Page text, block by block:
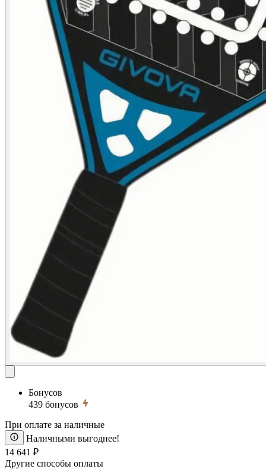
Бонусов
439 бонусов
При оплате за наличные
Наличными выгоднее!
14 641 ₽
Другие способы оплаты